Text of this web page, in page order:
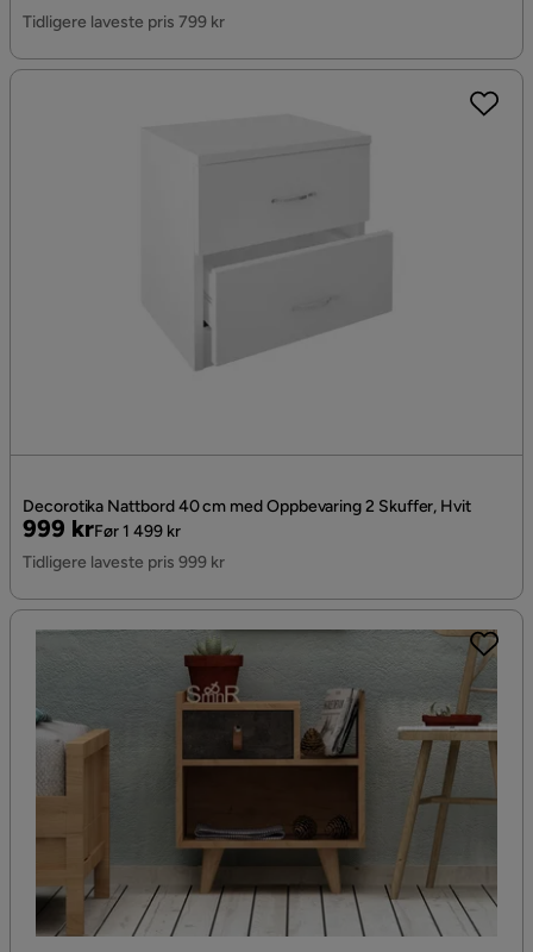
Pris
Tidligere laveste pris 799 kr
Decorotika Nattbord 40 cm med Oppbevaring 2 Skuffer, Hvit
Pris
999 kr
Original
Pris
Før 1 499 kr
Tidligere laveste pris 999 kr